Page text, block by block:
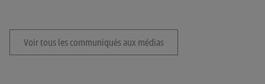
Voir tous les communiqués aux médias